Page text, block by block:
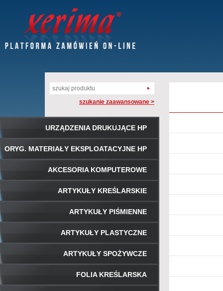
szukanie zaawansowane >
URZĄDZENIA DRUKUJĄCE HP
ORYG. MATERIAŁY EKSPLOATACYJNE HP
AKCESORIA KOMPUTEROWE
ARTYKUŁY KREŚLARSKIE
ARTYKUŁY PIŚMIENNE
ARTYKUŁY PLASTYCZNE
ARTYKUŁY SPOŻYWCZE
FOLIA KREŚLARSKA